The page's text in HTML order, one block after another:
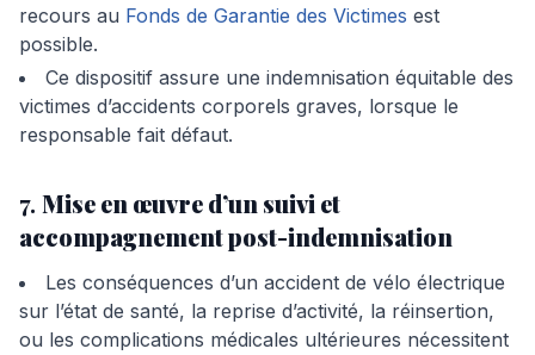
recours au Fonds de Garantie des Victimes est
possible.
Ce dispositif assure une indemnisation équitable des
victimes d’accidents corporels graves, lorsque le
responsable fait défaut.
7. Mise en œuvre d’un suivi et
accompagnement post-indemnisation
Les conséquences d’un accident de vélo électrique
sur l’état de santé, la reprise d’activité, la réinsertion,
ou les complications médicales ultérieures nécessitent